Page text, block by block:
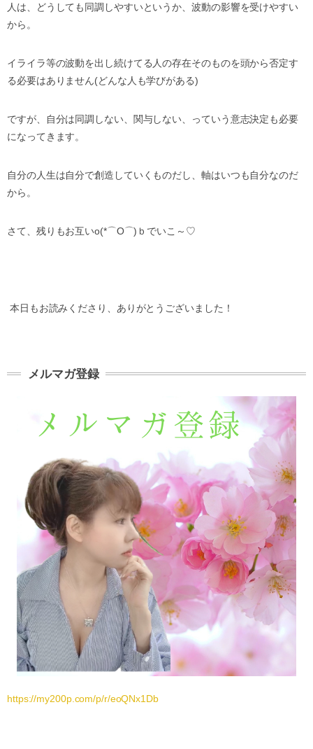
人は、どうしても同調しやすいというか、波動の影響を受けやすい
から。
イライラ等の波動を出し続けてる人の存在そのものを頭から否定す
る必要はありません(どんな人も学びがある)
ですが、自分は同調しない、関与しない、っていう意志決定も必要
になってきます。
自分の人生は自分で創造していくものだし、軸はいつも自分なのだ
から。
さて、残りもお互いo(*⌒O⌒)ｂでいこ～♡
本日もお読みくださり、ありがとうございました！
メルマガ登録
https://my200p.com/p/r/eoQNx1Db